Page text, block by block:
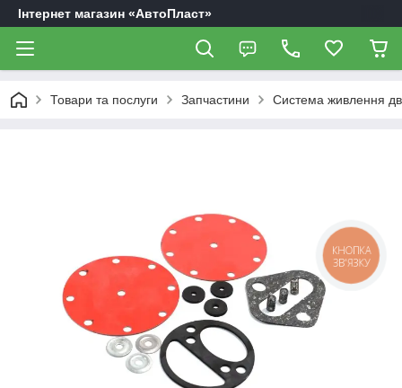
Інтернет магазин «АвтоПласт»
Товари та послуги Запчастини Система живлення
КНОПКА
ЗВ'ЯЗКУ